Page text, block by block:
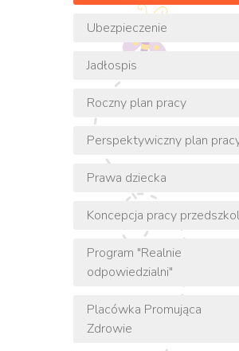
Ubezpieczenie
Jadłospis
Roczny plan pracy
Perspektywiczny plan
Prawa dziecka
Koncepcja pracy
Program "Realnie
odpowiedzialni"
Placówka Promująca
Zdrowie